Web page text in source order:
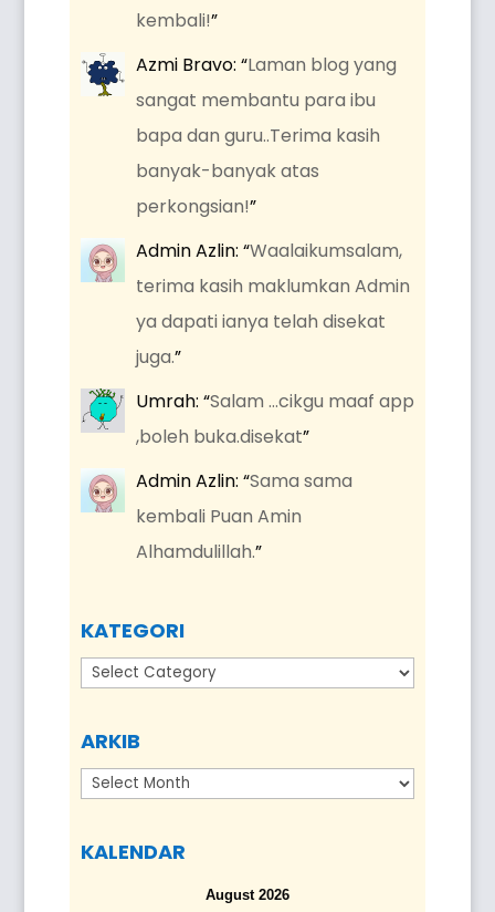
kembali!”
Azmi Bravo: “Laman blog yang
sangat membantu para ibu
bapa dan guru..Terima kasih
banyak-banyak atas
perkongsian!”
Admin Azlin: “Waalaikumsalam,
terima kasih maklumkan Admin
ya dapati ianya telah disekat
juga.”
Umrah: “Salam …cikgu maaf app
,boleh buka.disekat”
Admin Azlin: “Sama sama
kembali Puan Amin
Alhamdulillah.”
KATEGORI
Kategori
ARKIB
Arkib
KALENDAR
August 2026